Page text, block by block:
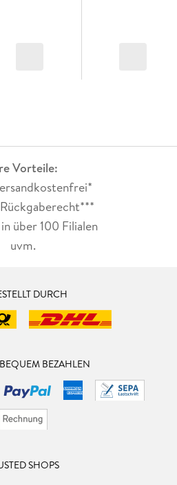
Vorteile:
über 100 Filialen
uvm.
DURCH
BEZAHLEN
SHOPS